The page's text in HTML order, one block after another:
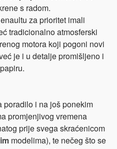
s radom.
za prioritet imali
tradicionalno atmosferski
motora koji pogoni novi
je i u detalje promišljeno i
poradilo i na još ponekim
promjenjivog vremena
prije svega skraćenicom
modelima), te nečeg što se